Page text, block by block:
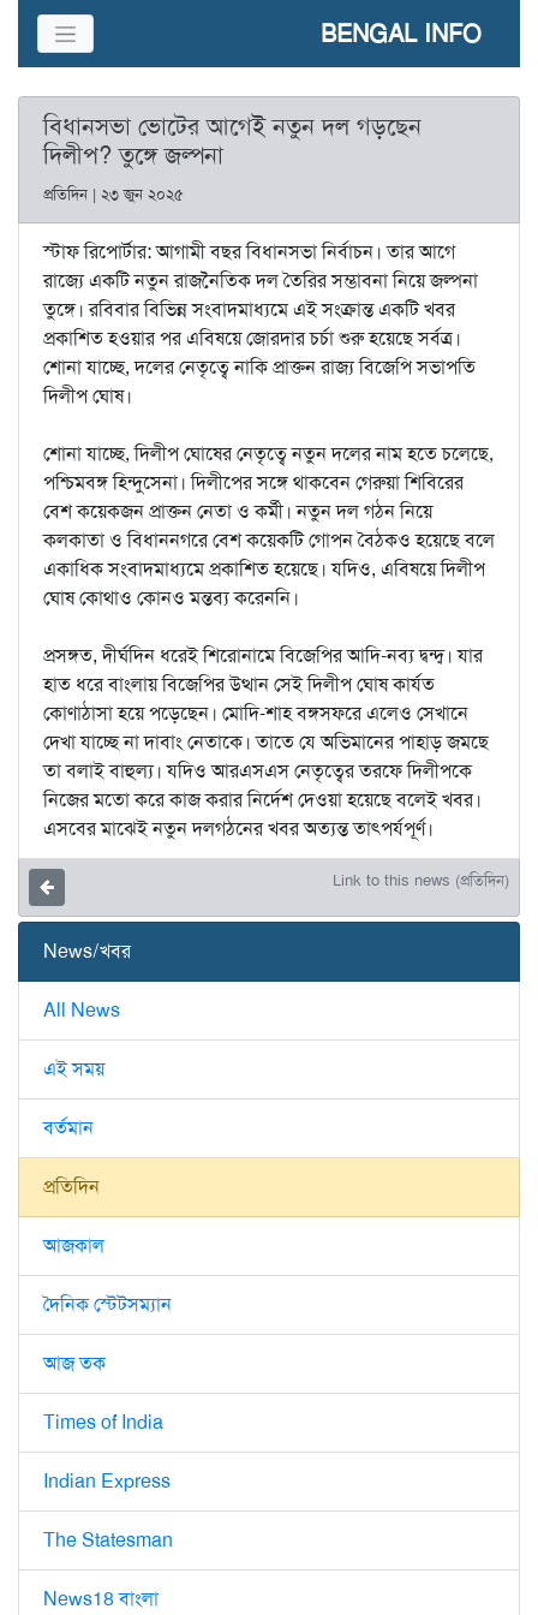
BENGAL INFO
বিধানসভা ভোটের আগেই নতুন দল গড়ছেন
দিলীপ? তুঙ্গে জল্পনা
প্রতিদিন | ২৩ জুন ২০২৫
স্টাফ রিপোর্টার: আগামী বছর বিধানসভা নির্বাচন। তার আগে
রাজ্যে একটি নতুন রাজনৈতিক দল তৈরির সম্ভাবনা নিয়ে জল্পনা
তুঙ্গে। রবিবার বিভিন্ন সংবাদমাধ‌্যমে এই সংক্রান্ত একটি খবর
প্রকাশিত হওয়ার পর এবিষয়ে জোরদার চর্চা শুরু হয়েছে সর্বত্র।
শোনা যাচ্ছে, দলের নেতৃত্বে নাকি প্রাক্তন রাজ্য বিজেপি সভাপতি
দিলীপ ঘোষ।
শোনা যাচ্ছে, দিলীপ ঘোষের নেতৃত্বে নতুন দলের নাম হতে চলেছে,
পশ্চিমবঙ্গ হিন্দুসেনা। দিলীপের সঙ্গে থাকবেন গেরুয়া শিবিরের
বেশ কয়েকজন প্রাক্তন নেতা ও কর্মী। নতুন দল গঠন নিয়ে
কলকাতা ও বিধাননগরে বেশ কয়েকটি গোপন বৈঠকও হয়েছে বলে
একাধিক সংবাদমাধ‌্যমে প্রকাশিত হয়েছে। যদিও, এবিষয়ে দিলীপ
ঘোষ কোথাও কোনও মন্তব‌্য করেননি।
প্রসঙ্গত, দীর্ঘদিন ধরেই শিরোনামে বিজেপির আদি-নব্য দ্বন্দ্ব। যার
হাত ধরে বাংলায় বিজেপির উত্থান সেই দিলীপ ঘোষ কার্যত
কোণাঠাসা হয়ে পড়েছেন। মোদি-শাহ বঙ্গসফরে এলেও সেখানে
দেখা যাচ্ছে না দাবাং নেতাকে। তাতে যে অভিমানের পাহাড় জমছে
তা বলাই বাহুল্য। যদিও আরএসএস নেতৃত্বের তরফে দিলীপকে
নিজের মতো করে কাজ করার নির্দেশ দেওয়া হয়েছে বলেই খবর।
এসবের মাঝেই নতুন দলগঠনের খবর অত্যন্ত তাৎপর্যপূর্ণ।
Link to this news (প্রতিদিন)
News/খবর
All News
এই সময়
বর্তমান
প্রতিদিন
আজকাল
দৈনিক স্টেটসম্যান
আজ তক
Times of India
Indian Express
The Statesman
News18 বাংলা